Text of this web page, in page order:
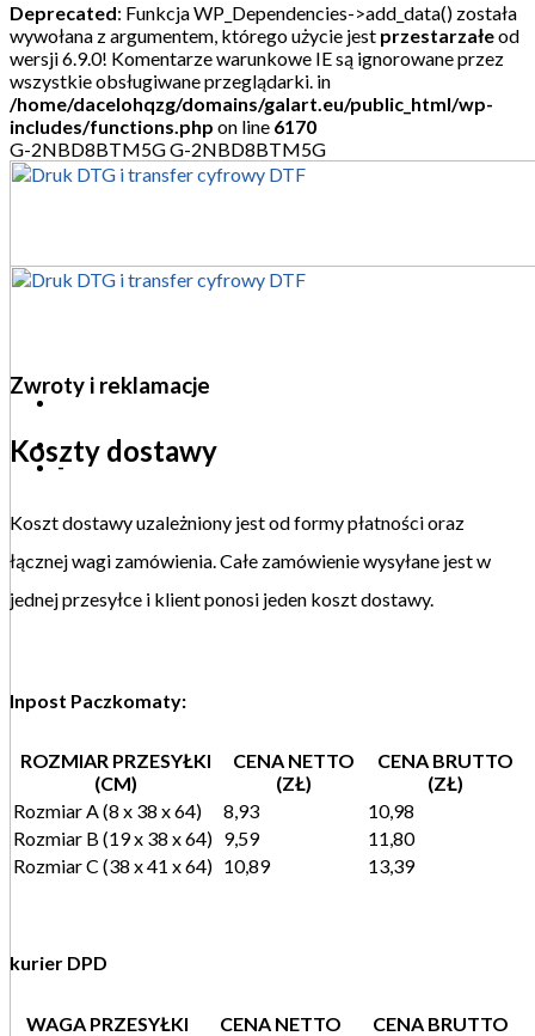
Deprecated: Funkcja WP_Dependencies->add_data() została
wywołana z argumentem, którego użycie jest przestarzałeod
wersji 6.9.0! Komentarze warunkowe IE są ignorowane przez
wszystkie obsługiwane przeglądarki. in
/home/dacelohqzg/domains/galart.eu/public_html/wp-
includes/functions.php on line 6170
G-2NBD8BTM5GG-2NBD8BTM5GSkip
-
Zwroty i reklamacje
Koszty dostawy
Koszt dostawy uzależniony jest od formy płatności oraz
łącznej wagi zamówienia. Całe zamówienie wysyłane jest w
jednej przesyłce i klient ponosi jeden koszt dostawy.
Inpost Paczkomaty:
ROZMIAR PRZESYŁKI
(CM)
CENA NETTO
(ZŁ)
CENA BRUTTO
(ZŁ)
Rozmiar A (8 x 38 x 64)
8,93
10,98
Rozmiar B (19 x 38 x 64) 9,59
11,80
Rozmiar C (38 x 41 x 64) 10,89 13,39
kurier DPD
WAGA PRZESYŁKI
CENA NETTO
CENA BRUTTO